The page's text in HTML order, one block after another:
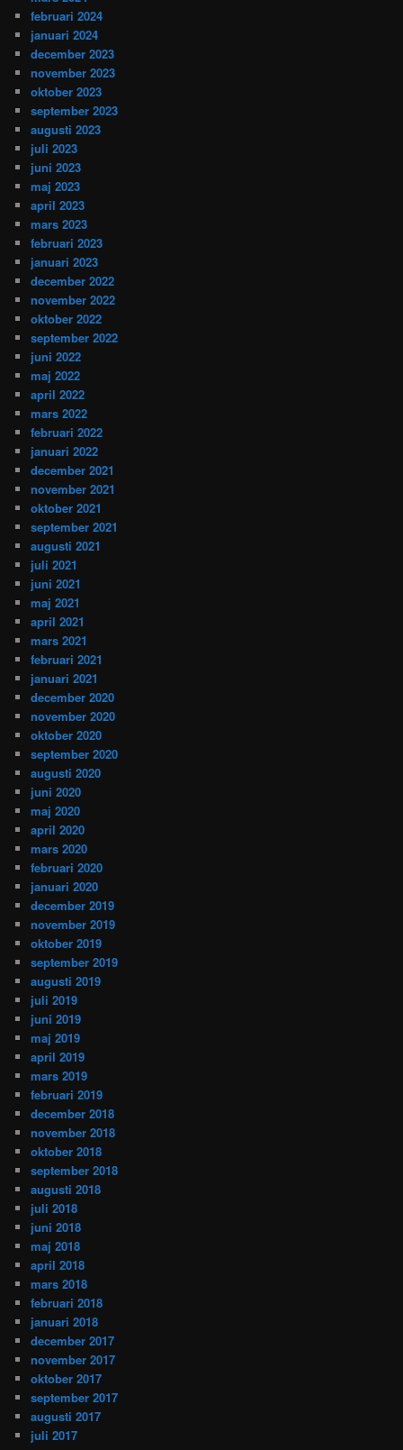
februari 2024
januari 2024
december 2023
november 2023
oktober 2023
september 2023
augusti 2023
juli 2023
juni 2023
maj 2023
april 2023
mars 2023
februari 2023
januari 2023
december 2022
november 2022
oktober 2022
september 2022
juni 2022
maj 2022
april 2022
mars 2022
februari 2022
januari 2022
december 2021
november 2021
oktober 2021
september 2021
augusti 2021
juli 2021
juni 2021
maj 2021
april 2021
mars 2021
februari 2021
januari 2021
december 2020
november 2020
oktober 2020
september 2020
augusti 2020
juni 2020
maj 2020
april 2020
mars 2020
februari 2020
januari 2020
december 2019
november 2019
oktober 2019
september 2019
augusti 2019
juli 2019
juni 2019
maj 2019
april 2019
mars 2019
februari 2019
december 2018
november 2018
oktober 2018
september 2018
augusti 2018
juli 2018
juni 2018
maj 2018
april 2018
mars 2018
februari 2018
januari 2018
december 2017
november 2017
oktober 2017
september 2017
augusti 2017
juli 2017